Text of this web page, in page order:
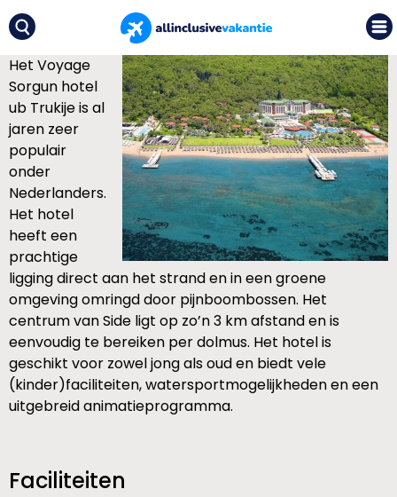
Het Voyage
Sorgun hotel
ub Trukije is al
jaren zeer
populair
onder
Nederlanders.
Het hotel
heeft een
prachtige
ligging direct aan het strand en in een groene
omgeving omringd door pijnboombossen. Het
centrum van Side ligt op zo’n 3 km afstand en is
eenvoudig te bereiken per dolmus. Het hotel is
geschikt voor zowel jong als oud en biedt vele
(kinder)faciliteiten, watersportmogelijkheden en een
uitgebreid animatieprogramma.
Faciliteiten